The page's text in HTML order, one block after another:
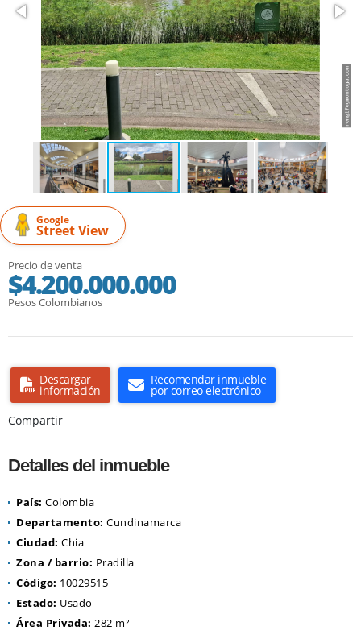
Google
Street View
Precio de venta
$4.200.000.000
Pesos Colombianos
Descargar
información
Recomendar inmueble
por correo electrónico
Compartir
Detalles del inmueble
País: Colombia
Departamento: Cundinamarca
Ciudad: Chia
Zona / barrio: Pradilla
Código: 10029515
Estado: Usado
Área Privada: 282 m²